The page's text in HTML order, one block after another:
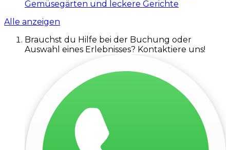
Gemüsegärten und leckere Gerichte
Alle anzeigen
Brauchst du Hilfe bei der Buchung oder
Auswahl eines Erlebnisses? Kontaktiere uns!